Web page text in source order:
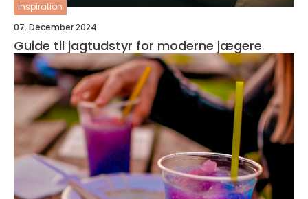
inspiration
07. December 2024
Guide til jagtudstyr for moderne jægere